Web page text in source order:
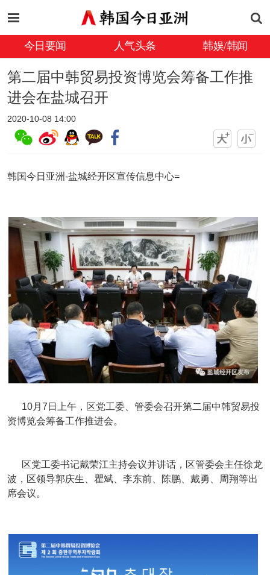
今日要闻 人气头条 韩娱/韩闻
第二届中韩贸易投资博览会筹备工作推
进会在盐城召开
2020-10-08 14:00
韩国今日亚洲-盐城经开区宣传信息中心=
10月7日上午，区党工委、管委会召开第二届中韩贸易投
资博览会筹备工作推进会。
区党工委书记戴荣江主持会议并讲话，区管委会主任徐龙
波，区领导郭庆生、瞿斌、李东前、陈鹏、戴勇、周翔等出
席会议。